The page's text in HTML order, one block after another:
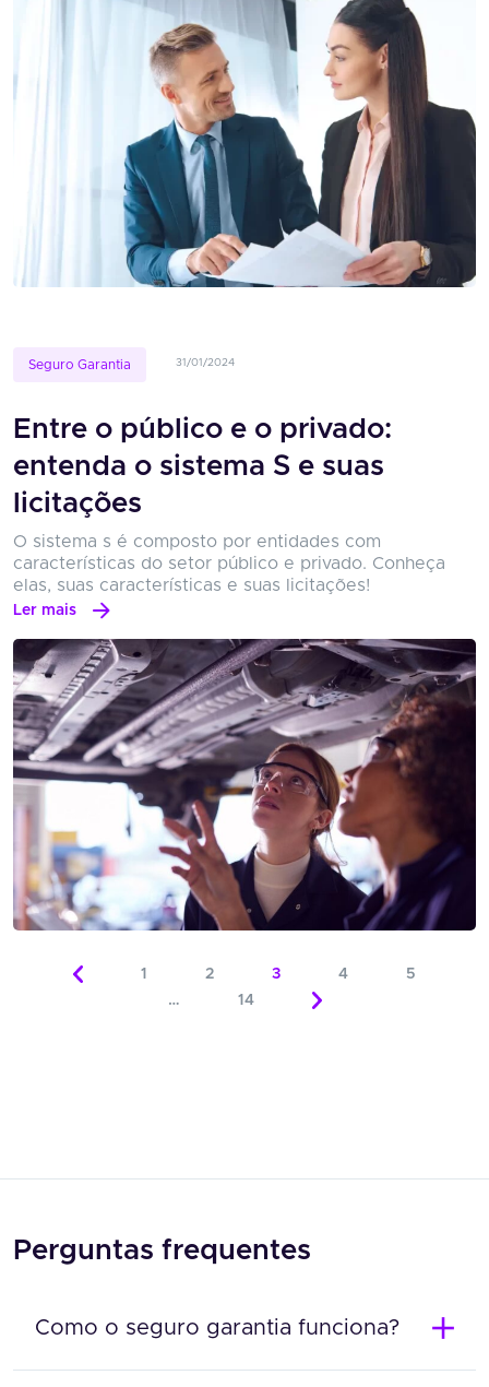
Seguro Garantia 31/01/2024
Entre o público e o privado:
entenda o sistema S e suas
licitações
O sistema s é composto por entidades com
características do setor público e privado. Conheça
elas, suas características e suas licitações!
Ler mais
1 2 3 4
5
…
14
Perguntas frequentes
Como o seguro garantia funciona?